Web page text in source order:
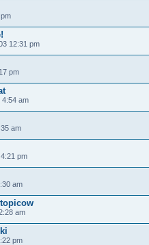
12:31 pm
pm
4:54 am
am
pm
am
am
pm